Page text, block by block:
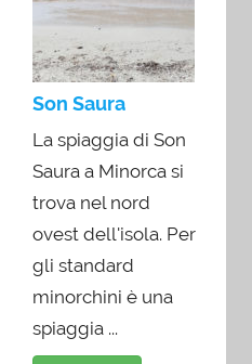
Son Saura
La spiaggia di Son
Saura a Minorca si
trova nel nord
ovest dell'isola. Per
gli standard
minorchini è una
spiaggia ...